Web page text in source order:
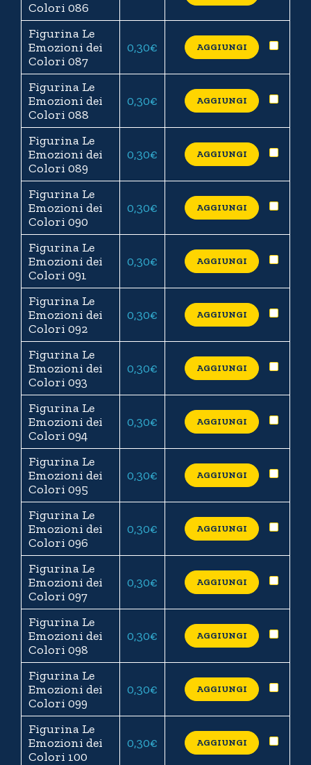
Colori 086
Figurina Le
Emozioni dei
Colori 087
0,30€ AGGIUNGI
Figurina Le
Emozioni dei
Colori 088
0,30€ AGGIUNGI
Figurina Le
Emozioni dei
Colori 089
0,30€ AGGIUNGI
Figurina Le
Emozioni dei
Colori 090
0,30€ AGGIUNGI
Figurina Le
Emozioni dei
Colori 091
0,30€ AGGIUNGI
Figurina Le
Emozioni dei
Colori 092
0,30€ AGGIUNGI
Figurina Le
Emozioni dei
Colori 093
0,30€ AGGIUNGI
Figurina Le
Emozioni dei
Colori 094
0,30€ AGGIUNGI
Figurina Le
Emozioni dei
Colori 095
0,30€ AGGIUNGI
Figurina Le
Emozioni dei
Colori 096
0,30€ AGGIUNGI
Figurina Le
Emozioni dei
Colori 097
0,30€ AGGIUNGI
Figurina Le
Emozioni dei
Colori 098
0,30€ AGGIUNGI
Figurina Le
Emozioni dei
Colori 099
0,30€ AGGIUNGI
Figurina Le
Emozioni dei
Colori 100
0,30€ AGGIUNGI